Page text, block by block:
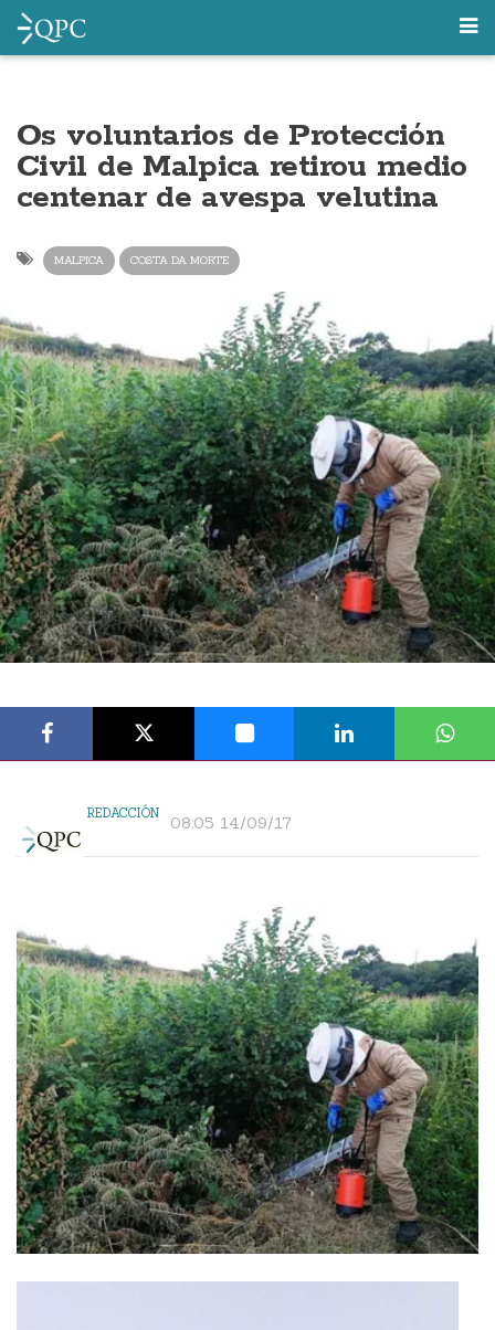
Os voluntarios de Protección
Civil de Malpica retirou medio
centenar de avespa velutina
MALPICA COSTA DA MORTE
REDACCIÓN 08:05 14/09/17